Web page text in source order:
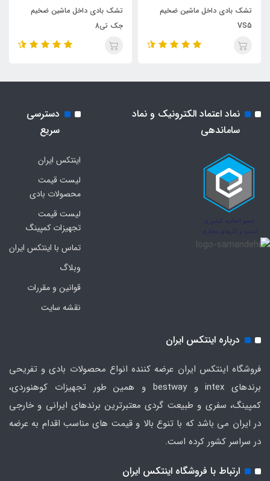
تشک بادی داخل ماشین ضخیم
VS5
تشک بادی داخل ماشین ضخیم
جک تی8
نماد اعتماد الکترونیک و نماد
ساماندهی
دسترسی
سریع
اینتکس ایران
لیست قیمت
محصولات بادی
لیست قیمت
تجهیزات کمپینگ
تماس با اینتکس ایران
وبلاگ
قوانین و مقررات
نقشه سایت
درباره اینتکس ایران
فروشگاه اینتکس ایران عرضه کننده انواع محصولات بادی و تفریحی
برندهای intex و bestway و همین طور تجهیزات کوهنوردی،
کمپینگ، سفری و طبیعت گردی معتبرترین برندهای ایرانی و خارجی
در ایران می باشد که با تنوع بالا و قیمت های مناسب اقدام به عرضه
در سراسر کشور کرده است.
ارتباط با فروشگاه اینتکس ایران